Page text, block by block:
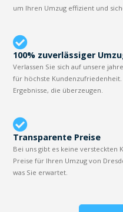
um Ihren Umzug effizient und
100% zuverlässiger
Verlassen Sie sich auf unsere
für höchste
Ergebnisse, die überzeugen.
Transparente Preise
Bei uns gibt es keine versteckten
Preise für Ihren Umzug von
was Sie erwartet.